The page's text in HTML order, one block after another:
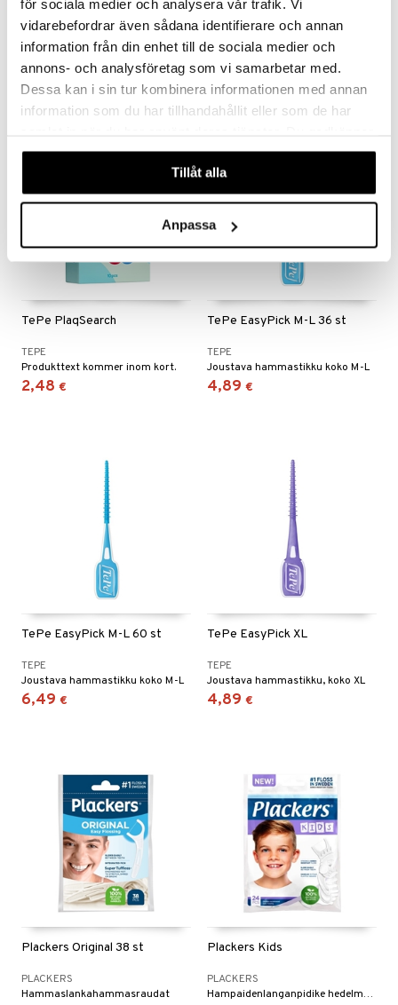
för sociala medier och analysera vår trafik. Vi
vidarebefordrar även sådana identifierare och annan
information från din enhet till de sociala medier och
annons- och analysföretag som vi samarbetar med.
Dessa kan i sin tur kombinera informationen med annan
information som du har tillhandahållit eller som de har
våra cookies vid fortsatt användande av vår webbplats.
Tillåt alla
Anpassa
GUM Soft Picks Fluoride
Large Rubber tip pick
GUM
Yksittäiskäyttöisiä pehmeitä väliharjoja.
4,49 €
Plackers Tri-Line
PLACKERS
6,90 €
TePe PlaqSearch
TEPE
Produkttext kommer inom kort.
2,48 €
TePe EasyPick M-L 36 st
TEPE
Joustava hammastikku koko M-L
4,89 €
TePe EasyPick M-L 60 st
TEPE
Joustava hammastikku koko M-L
6,49 €
TePe EasyPick XL
TEPE
Joustava hammastikku, koko XL
4,89 €
Plackers Original 38 st
PLACKERS
Hammaslankahammasraudat
Plackers Kids
PLACKERS
Hampaidenlanganpidike hedelmämaulla, erityisesti suunniteltu 7–12-vuotiaille lapsille.